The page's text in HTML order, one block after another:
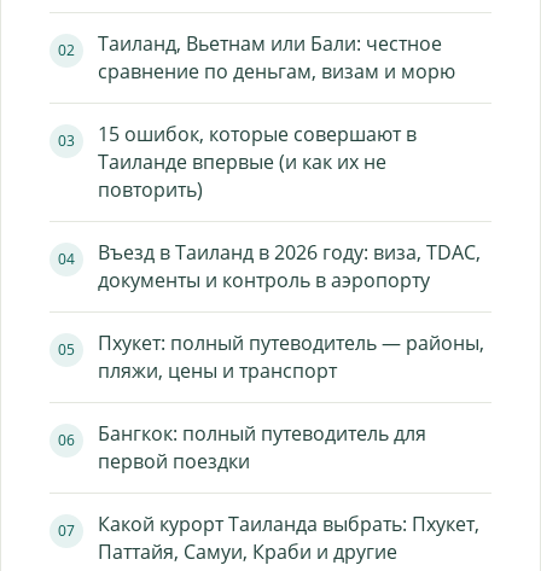
Таиланд, Вьетнам или Бали: честное
сравнение по деньгам, визам и морю
15 ошибок, которые совершают в
Таиланде впервые (и как их не
повторить)
Въезд в Таиланд в 2026 году: виза, TDAC,
документы и контроль в аэропорту
Пхукет: полный путеводитель — районы,
пляжи, цены и транспорт
Бангкок: полный путеводитель для
первой поездки
Какой курорт Таиланда выбрать: Пхукет,
Паттайя, Самуи, Краби и другие